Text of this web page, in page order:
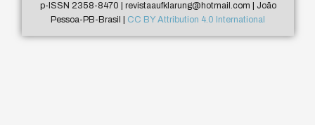
p-ISSN 2358-8470 | revistaaufklarung@hotmail.com | João
Pessoa-PB-Brasil | CC BY Attribution 4.0 International